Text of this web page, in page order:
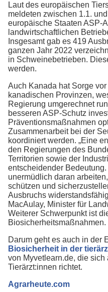
Laut des europäischen
meldeten zwischen 1.1.
europäische Staaten ASP-
landwirtschaftlichen
Insgesamt gab es 419
ganzen Jahr 2022
in Schweinebetrieben.
werden.
Auch Kanada hat Sorge
kanadischen Provinzen,
Regierung umgerechnet
besseren ASP-Schutz
Präventionsmaßnahmen
Zusammenarbeit bei der
koordiniert werden. „Eine
den Regierungen des
Territorien sowie der
entscheidender
unermüdlich daran
schützen und
Ausbruchs
MacAulay, Minister für
Weiterer Schwerpunkt ist
Biosicherheitsmaßnahmen.
Darum geht es auch in der
Biosicherheit in der
von Myvetlearn.de, die
Tierärzt:innen richtet.
Agrarheute.com